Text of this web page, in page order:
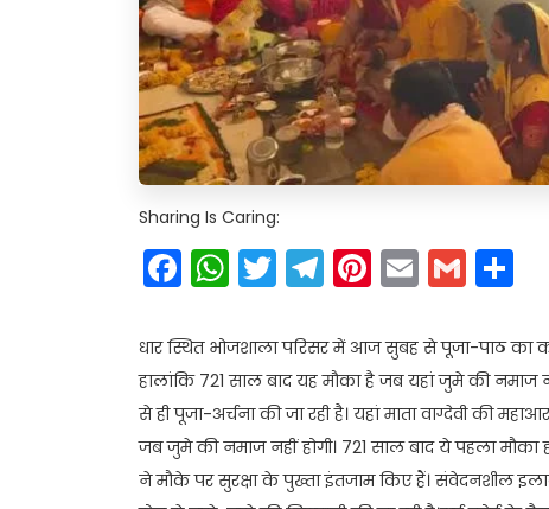
Sharing Is Caring:
Facebook
WhatsApp
Twitter
Telegram
Pinterest
EmailGmail
धार स्थित भोजशाला परिसर में आज सुबह से पूजा-पाठ का
हालांकि 721 साल बाद यह मौका है जब यहां जुमे की नमाज
से ही पूजा-अर्चना की जा रही है। यहां माता वाग्देवी की
जब जुमे की नमाज नहीं होगी। 721 साल बाद ये पहला मौका
ने मौके पर सुरक्षा के पुख्ता इंतजाम किए हैं। संवेदनशील